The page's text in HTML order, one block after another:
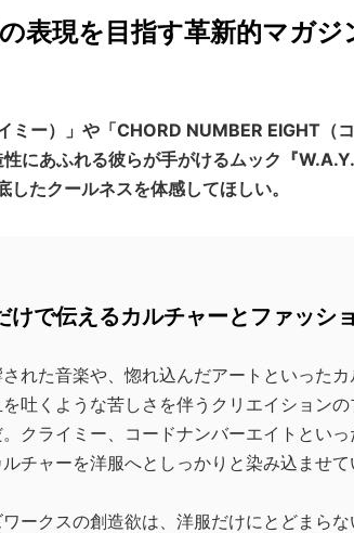
表現を目指す革新的マガジ
ミー）」や「CHORD NUMBER EIGHT
にあふれる彼らが手がけるムック『
したクールネスを体感してほしい。
けで伝えるカルチャーとファッシ
れた音楽や、惚れ込んだアートといった
吐くような苦しさを伴うクリエイション
クライミー、コードナンバーエイトとい
チャーを洋服へとしっかりと染み込ませて
ークスの創造欲は、洋服だけにとどまら